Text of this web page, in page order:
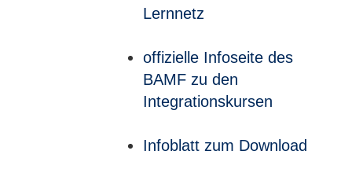
Lernnetz
offizielle Infoseite des
BAMF zu den
Integrationskursen
Infoblatt zum Download